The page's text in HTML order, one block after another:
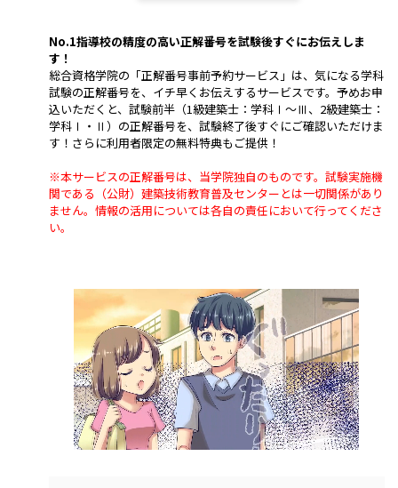
No.1指導校の精度の高い正解番号を試験後すぐにお伝えしま
す！
総合資格学院の「正解番号事前予約サービス」は、気になる学科
試験の正解番号を、イチ早くお伝えするサービスです。予めお申
込いただくと、試験前半（1級建築士：学科Ⅰ～Ⅲ、2級建築士：
学科Ⅰ・Ⅱ）の正解番号を、試験終了後すぐにご確認いただけま
す！さらに利用者限定の無料特典もご提供！
※本サービスの正解番号は、当学院独自のものです。試験実施機
関である（公財）建築技術教育普及センターとは一切関係があり
ません。情報の活用については各自の責任において行ってくださ
い。